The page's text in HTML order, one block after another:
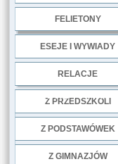
FELIETONY
ESEJE I WYWIADY
RELACJE
Z PRZEDSZKOLI
Z PODSTAWÓWEK
Z GIMNAZJÓW